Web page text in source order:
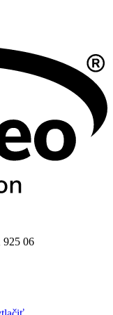
925 06